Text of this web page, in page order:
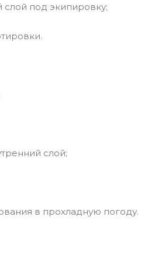
слой под экипировку;
слой;
в прохладную погоду.